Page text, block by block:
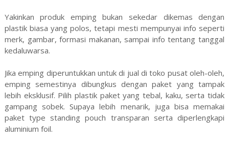
Yakinkan produk emping bukan sekedar dikemas dengan
plastik biasa yang polos, tetapi mesti mempunyai info seperti
merk, gambar, formasi makanan, sampai info tentang tanggal
kedaluwarsa.
Jika emping diperuntukkan untuk di jual di toko pusat oleh-oleh,
emping semestinya dibungkus dengan paket yang tampak
lebih eksklusif. Pilih plastik paket yang tebal, kaku, serta tidak
gampang sobek. Supaya lebih menarik, juga bisa memakai
paket type standing pouch transparan serta diperlengkapi
aluminium foil.